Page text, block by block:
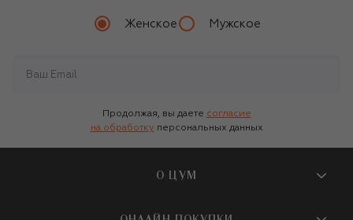
Женское Мужское
Продолжая, вы даете согласие
на обработку персональных данных
О ЦУМ
О магазине